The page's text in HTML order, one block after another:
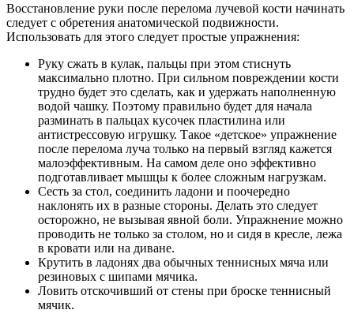
Восстановление руки после перелома лучевой кости начинать
следует с обретения анатомической подвижности.
Использовать для этого следует простые упражнения:
Руку сжать в кулак, пальцы при этом стиснуть
максимально плотно. При сильном повреждении кости
трудно будет это сделать, как и удержать наполненную
водой чашку. Поэтому правильно будет для начала
разминать в пальцах кусочек пластилина или
антистрессовую игрушку. Такое «детское» упражнение
после перелома луча только на первый взгляд кажется
малоэффективным. На самом деле оно эффективно
подготавливает мышцы к более сложным нагрузкам.
Сесть за стол, соединить ладони и поочередно
наклонять их в разные стороны. Делать это следует
осторожно, не вызывая явной боли. Упражнение можно
проводить не только за столом, но и сидя в кресле, лежа
в кровати или на диване.
Крутить в ладонях два обычных теннисных мяча или
резиновых с шипами мячика.
Ловить отскочивший от стены при броске теннисный
мячик.